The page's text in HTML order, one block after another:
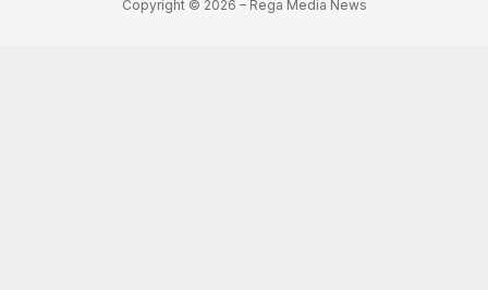
Copyright © 2026 – Rega Media News